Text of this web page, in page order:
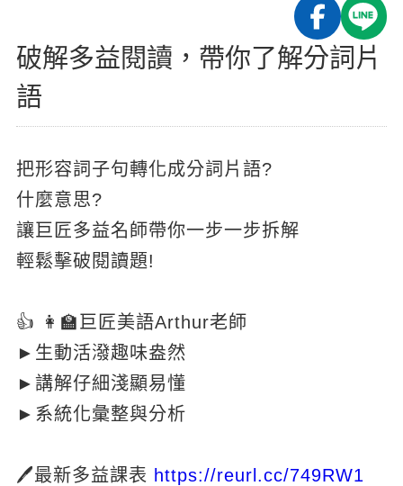
TOEFL 托福課程
英文聽力養成
基礎字彙
情境閱讀
英文文法技巧
英文寫作
Cengage TED Talks
CNN聽力強化
新聞英文
主題課程
ECAM
Let's Talk
線上真人
韓語
西班牙語
外語即時通
兒童美語
更多
企業訓練
點讀筆教材
數位學習教材
企業服務
Recruiting
破解多益閱讀，帶你了解分詞片
語
把形容詞子句轉化成分詞片語?
什麼意思?
讓巨匠多益名師帶你一步一步拆解
輕鬆擊破閱讀題!
👍 👩🏫巨匠美語Arthur老師
►生動活潑趣味盎然
►講解仔細淺顯易懂
►系統化彙整與分析
🖊最新多益課表 https://reurl.cc/749RW1